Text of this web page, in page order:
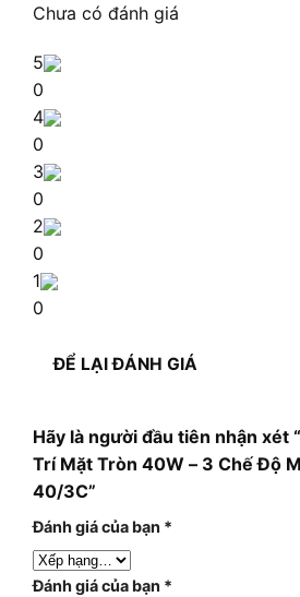
Chưa có đánh giá
5
0
4
0
3
0
2
0
1
0
ĐỂ LẠI ĐÁNH GIÁ
Hãy là người đầu tiên nhận xét
Trí Mặt Tròn 40W – 3 Chế Độ
40/3C”
Đánh giá của bạn *
Đánh giá của bạn *